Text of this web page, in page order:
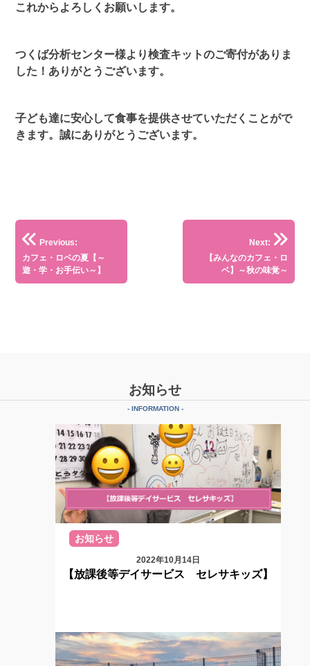
これからよろしくお願いします。
つくば分析センター様より検査キットのご寄付がありま
した！ありがとうございます。
子ども達に安心して食事を提供させていただくことがで
きます。誠にありがとうございます。
投
稿
ナ
ョ
Previous:
カフェ・ロベの夏【～
遊・学・お手伝い～】
Next:
【みんなのカフェ・ロ
ベ】～秋の味覚～
お知らせ
- INFORMATION -
お知らせ
2022年10月14日
【放課後等デイサービス セレサキッズ】